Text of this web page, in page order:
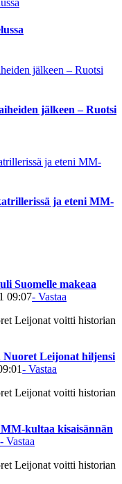
jälkeen – Ruotsi
ja eteni MM-
Suomelle makeaa
09:07- Vastaa
Leijonat voitti historian
Nuoret Leijonat hiljensi
- Vastaa
Leijonat voitti historian
kultaa kisaisännän
- Vastaa
Leijonat voitti historian